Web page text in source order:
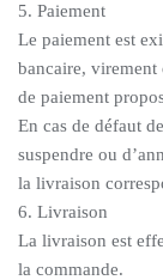
5. Paiement
Le paiement est
bancaire, virement
de paiement
En cas de défaut
suspendre ou
la livraison
6. Livraison
La livraison est
la commande.